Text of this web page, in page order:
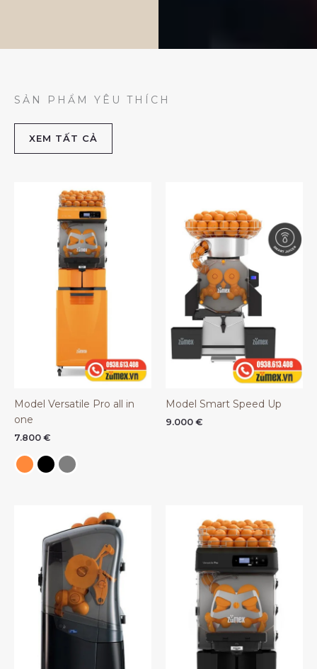
SẢN PHẨM YÊU THÍCH
XEM TẤT CẢ
Model Versatile Pro all in
one
7.800 €
Model Smart Speed Up
9.000 €